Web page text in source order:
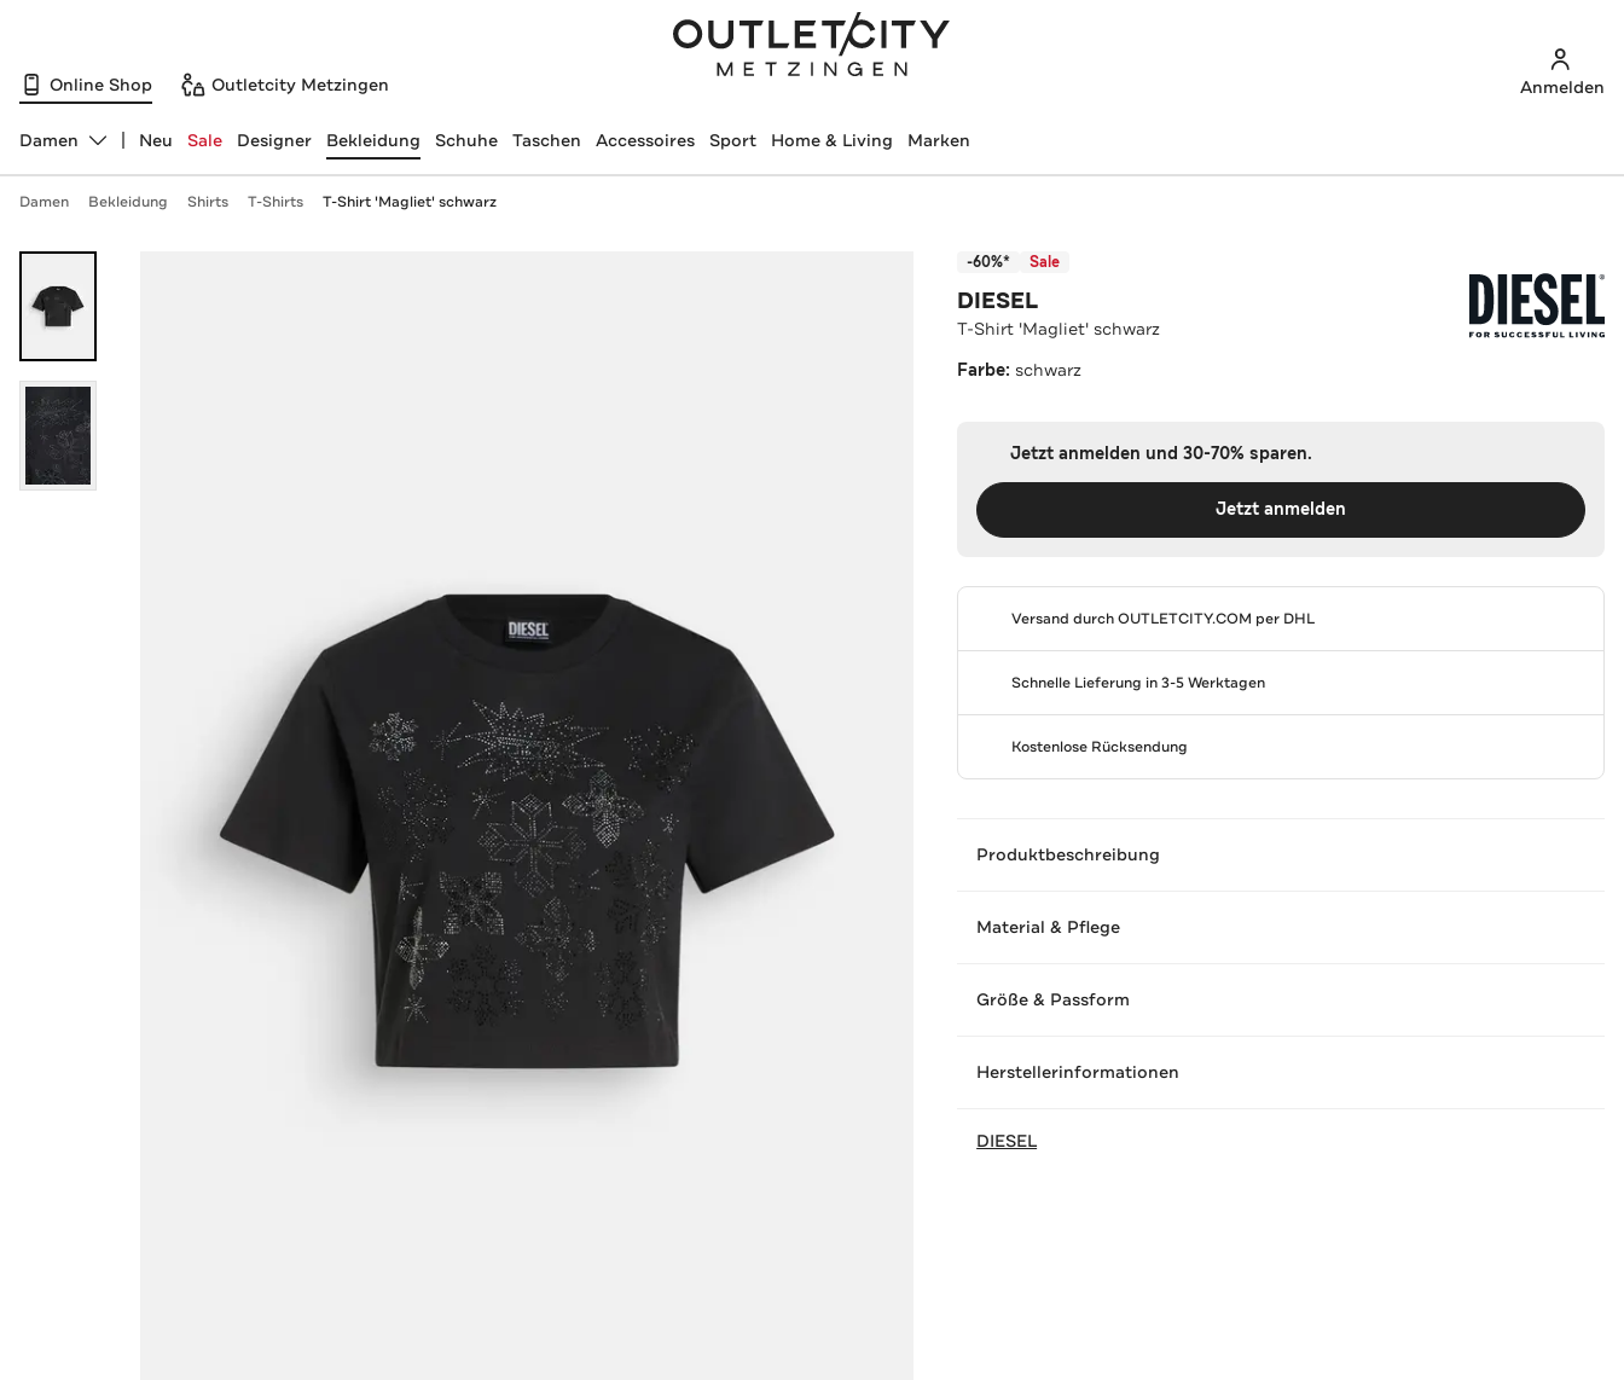
Online Shop Outletcity Metzingen Anmelden
Abteilung ändern, ausgewählt:
Damen Neu Sale Designer Bekleidung Schuhe Taschen Accessoires Sport Home & Living Marken
Damen Bekleidung Shirts T-Shirts T-Shirt 'Magliet' schwarz
-60%* Sale
DIESEL
T-Shirt 'Magliet' schwarz
Farbe: schwarz
Jetzt anmelden und 30-70% sparen.
Jetzt anmelden
Versand durchOUTLETCITY.COM per DHL
Schnelle Lieferung in 3-5 Werktagen
Kostenlose Rücksendung
Produktbeschreibung
Material & Pflege
Größe & Passform
Herstellerinformationen
DIESEL